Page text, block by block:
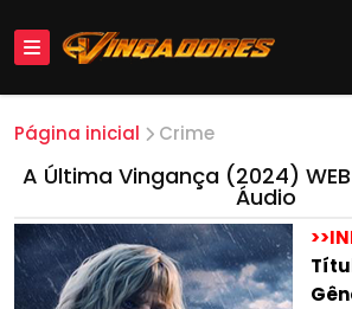
Página inicial Crime
A Última Vingança (2024)
Áudio